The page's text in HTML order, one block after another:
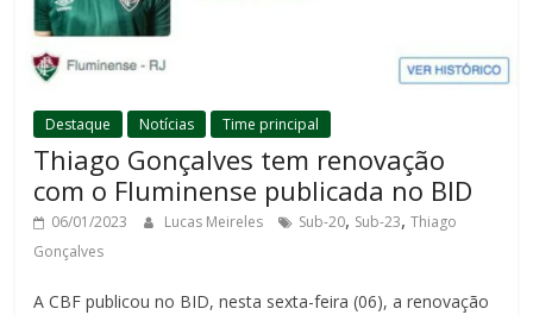
Destaque Notícias Time principal
Thiago Gonçalves tem renovação
com o Fluminense publicada no BID
06/01/2023 Lucas Meireles Sub-20, Sub-23,Thiago
Gonçalves
A CBF publicou no BID, nesta sexta-feira (06), a renovação